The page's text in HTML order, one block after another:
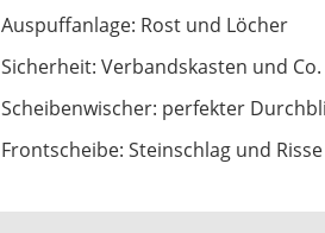
Auspuffanlage: Rost und Löcher
Sicherheit: Verbandskasten und
Scheibenwischer: perfekter
Frontscheibe: Steinschlag und Risse